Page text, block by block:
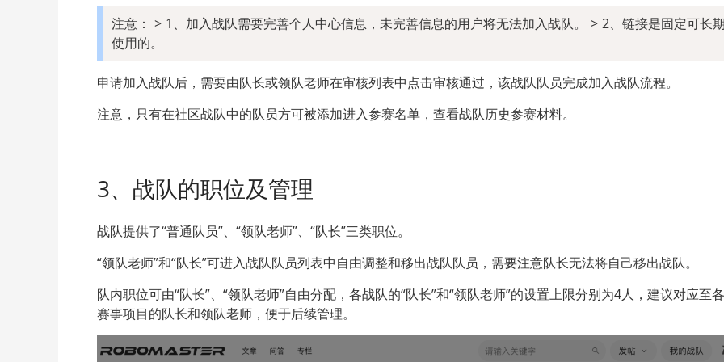
注意： > 1、加入战队需要完善个人中心信息，未完善信息的用户将无法加入战队。 > 2、链接是固定可长
使用的。
申请加入战队后，需要由队长或领队老师在审核列表中点击审核通过，该战队队员完成加入战队流程。
注意，只有在社区战队中的队员方可被添加进入参赛名单，查看战队历史参赛材料。
3、战队的职位及管理
战队提供了“普通队员”、“领队老师”、“队长”三类职位。
“领队老师”和“队长”可进入战队队员列表中自由调整和移出战队队员，需要注意队长无法将自己移出战队。
队内职位可由“队长”、“领队老师”自由分配，各战队的“队长”和“领队老师”的设置上限分别为4人，建议对应至
赛事项目的队长和领队老师，便于后续管理。